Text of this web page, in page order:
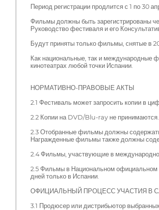
Период регистрации продлится с 1 по 30
Фильмы должны быть зарегистрированы
Руководство фестиваля и его
Будут приняты только фильмы, снятые в
Как национальные, так и международные
кинотеатрах любой точки Испании.
НОРМАТИВНО-ПРАВОВЫЕ АКТЫ
2.1 Фестиваль может запросить копии в
2.2 Копии на DVD/Blu-ray не
2.3 Отобранные фильмы должны содержать
Награжденные фильмы также должны
2.4 Фильмы, участвующие в
2.5 Фильмы в Национальном официальном
дней только в Испании.
ОФИЦИАЛЬНЫЙ ПРОЦЕСС УЧАСТИЯ В
3.1 Продюсер или дистрибьютор